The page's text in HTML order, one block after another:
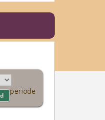
periode